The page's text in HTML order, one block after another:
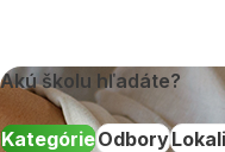
Akú školu hľadáte?
KategórieOdbory